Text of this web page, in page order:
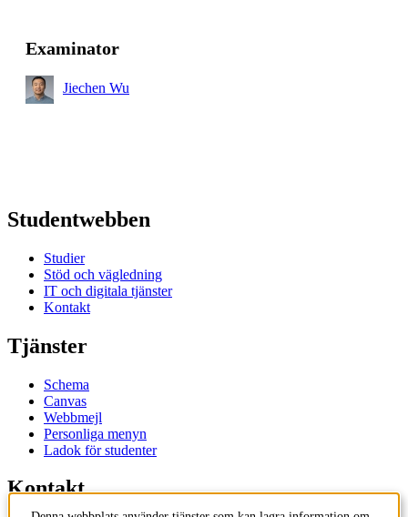
Examinator
Jiechen Wu
Studentwebben
Studier
Stöd och vägledning
IT och digitala tjänster
Kontakt
Tjänster
Schema
Canvas
Webbmejl
Personliga menyn
Ladok för studenter
Kontakt